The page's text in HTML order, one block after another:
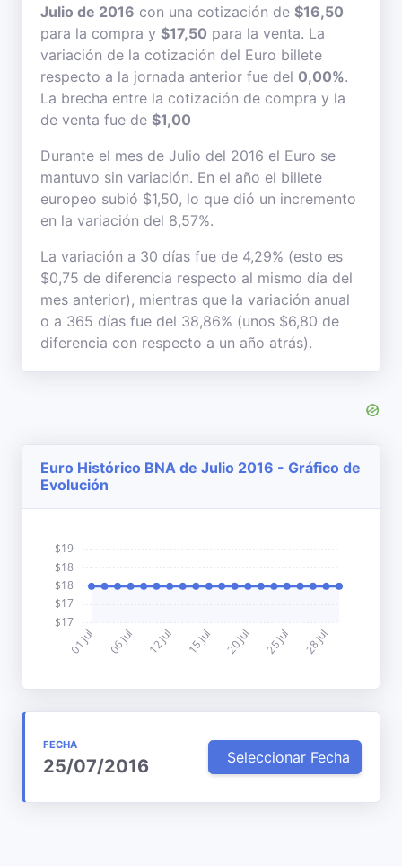
Julio de 2016 con una cotización de $16,50
para la compra y $17,50 para la venta. La
variación de la cotización del Euro billete
respecto a la jornada anterior fue del 0,00%.
La brecha entre la cotización de compra y la
de venta fue de $1,00
Durante el mes de Julio del 2016 el Euro se
mantuvo sin variación. En el año el billete
europeo subió $1,50, lo que dió un incremento
en la variación del 8,57%.
La variación a 30 días fue de 4,29% (esto es
$0,75 de diferencia respecto al mismo día del
mes anterior), mientras que la variación anual
o a 365 días fue del 38,86% (unos $6,80 de
diferencia con respecto a un año atrás).
Euro Histórico BNA de Julio 2016 - Gráfico de
Evolución
FECHA
25/07/2016 Seleccionar Fecha